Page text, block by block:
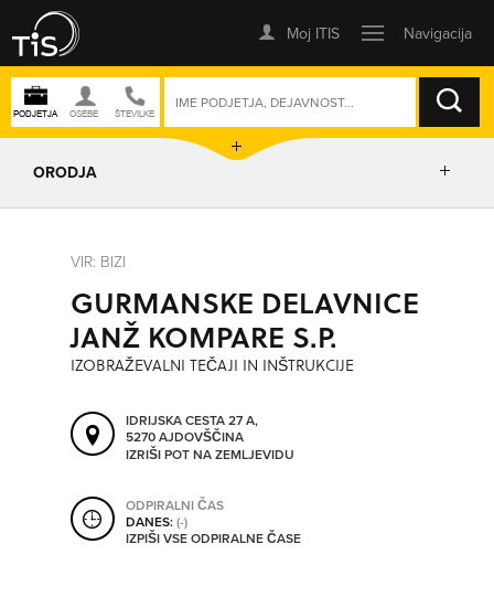
ISKANJE
ORODJA
IZRIŠI POT
POŠLJI SMS
ORODJA
SHRANI V MOJ ITIS
VIR: BIZI
GURMANSKE DELAVNICE
JANŽ KOMPARE S.P.
IZOBRAŽEVALNI TEČAJI IN INŠTRUKCIJE
IDRIJSKA CESTA 27 A,
5270 AJDOVŠČINA
IZRIŠI POT NA ZEMLJEVIDU
ODPIRALNI ČAS
DANES:(-)
IZPIŠI VSE ODPIRALNE ČASE